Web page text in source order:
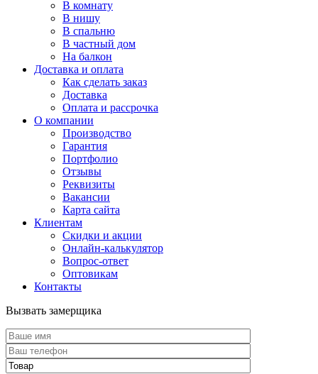
В комнату
В нишу
В спальню
В частный дом
На балкон
Доставка и оплата
Как сделать заказ
Доставка
Оплата и рассрочка
О компании
Производство
Гарантия
Портфолио
Отзывы
Реквизиты
Вакансии
Карта сайта
Клиентам
Скидки и акции
Онлайн-калькулятор
Вопрос-ответ
Оптовикам
Контакты
Вызвать замерщика